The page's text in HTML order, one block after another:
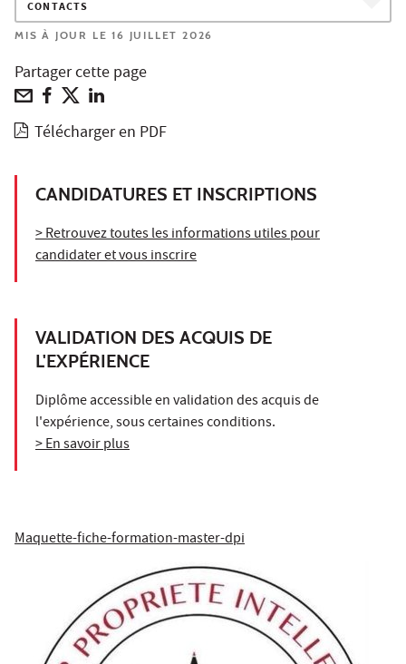
CONTACTS
MIS À JOUR LE 16 JUILLET 2026
Partager cette page
Télécharger en PDF
CANDIDATURES ET INSCRIPTIONS
> Retrouvez toutes les informations utiles pour
candidater et vous inscrire
VALIDATION DES ACQUIS DE
L'EXPÉRIENCE
Diplôme accessible en validation des acquis de
l'expérience, sous certaines conditions.
> En savoir plus
Maquette-fiche-formation-master-dpi